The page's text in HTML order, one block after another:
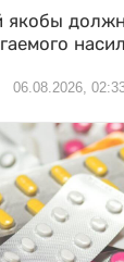
якобы
06.08.2026,